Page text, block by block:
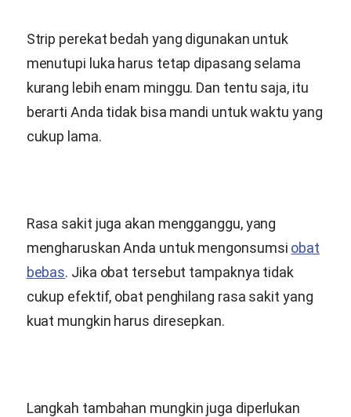
Strip perekat bedah yang digunakan untuk
menutupi luka harus tetap dipasang selama
kurang lebih enam minggu. Dan tentu saja, itu
berarti Anda tidak bisa mandi untuk waktu yang
cukup lama.
Rasa sakit juga akan mengganggu, yang
mengharuskan Anda untuk mengonsumsi obat
bebas. Jika obat tersebut tampaknya tidak
cukup efektif, obat penghilang rasa sakit yang
kuat mungkin harus diresepkan.
Langkah tambahan mungkin juga diperlukan